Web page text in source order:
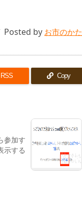
Posted by お市のかた
RSS Copy
参加す
示する